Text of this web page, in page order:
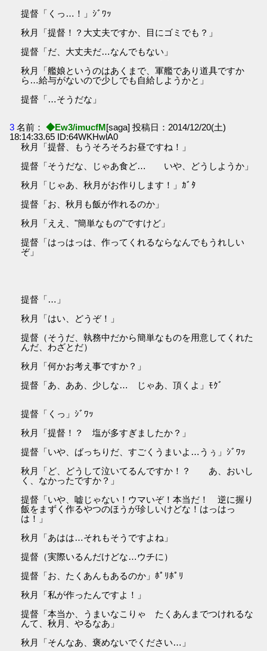
提督「くっ…！」ｼﾞﾜｯ
秋月「提督！？大丈夫ですか、目にゴミでも？」
提督「だ、大丈夫だ…なんでもない」
秋月「艦娘というのはあくまで、軍艦であり道具ですか
ら…給与がないので少しでも自給しようかと」
提督「…そうだな」
3 名前： ◆Ew3/imucfM[saga] 投稿日：2014/12/20(土)
18:14:33.65 ID:64WKHwlA0
秋月「提督、もうそろそろお昼ですね！」
提督「そうだな、じゃあ食ど… いや、どうしようか」
秋月「じゃあ、秋月がお作りします！」ｶﾞﾀ
提督「お、秋月も飯が作れるのか」
秋月「ええ、"簡単なもの"ですけど」
提督「はっはっは、作ってくれるならなんでもうれしい
ぞ」
提督「…」
秋月「はい、どうぞ！」
提督（そうだ、執務中だから簡単なものを用意してくれた
んだ、わざとだ）
秋月「何かお考え事ですか？」
提督「あ、ああ、少しな… じゃあ、頂くよ」ﾓｸﾞ
提督「くっ」ｼﾞﾜｯ
秋月「提督！？ 塩が多すぎましたか？」
提督「いや、ばっちりだ、すごくうまいよ…うぅ」ｼﾞﾜｯ
秋月「ど、どうして泣いてるんですか！？ あ、おいし
く、なかったですか？」
提督「いや、嘘じゃない！ウマいぞ！本当だ！ 逆に握り
飯をまずく作るやつのほうが珍しいけどな！はっはっ
は！」
秋月「あはは…それもそうですよね」
提督（実際いるんだけどな…ウチに）
提督「お、たくあんもあるのか」ﾎﾟﾘﾎﾟﾘ
秋月「私が作ったんですよ！」
提督「本当か、うまいなこりゃ たくあんまでつけれるな
んて、秋月、やるなあ」
秋月「そんなあ、褒めないでください…」